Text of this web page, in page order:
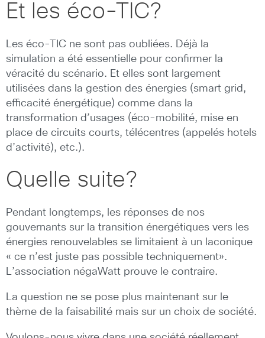
Et les éco-TIC?
Les éco-TIC ne sont pas oubliées. Déjà la
simulation a été essentielle pour confirmer la
véracité du scénario. Et elles sont largement
utilisées dans la gestion des énergies (smart grid,
efficacité énergétique) comme dans la
transformation d’usages (éco-mobilité, mise en
place de circuits courts, télécentres (appelés hotels
d’activité), etc.).
Quelle suite?
Pendant longtemps, les réponses de nos
gouvernants sur la transition énergétiques vers les
énergies renouvelables se limitaient à un laconique
« ce n’est juste pas possible techniquement».
L’association négaWatt prouve le contraire.
La question ne se pose plus maintenant sur le
thème de la faisabilité mais sur un choix de société.